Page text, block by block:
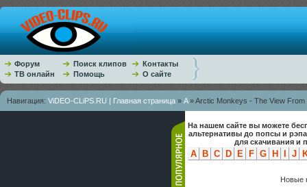
Форум Поиск клипов
Контакты
ТВ онлайн
Помощь О сайте
Навигация: ViDEO-CLiPS.RU | Главная страница » A» Arctic Monkeys - The View From
На нашем сайте вы можете
альтернативы до попсы и
для скачивания и
A B C D E F G H J
Новые